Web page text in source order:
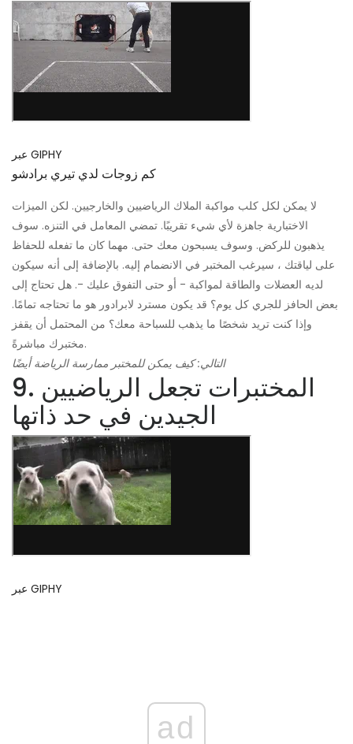
عبر GIPHY
كم زوجات لدي تيري برادشو
لا يمكن لكل كلب مواكبة الملاك الرياضيين والخارجيين. لكن الميزات
الاختبارية جاهزة لأي شيء تقريبًا. تمضي المعامل في التنزه. سوف
يذهبون للركض. وسوف يسبحون معك حتى. مهما كان ما تفعله للحفاظ
على لياقتك ، سيرغب المختبر في الانضمام إليه. بالإضافة إلى أنه سيكون
لديه العضلات والطاقة لمواكبة - أو حتى التفوق عليك -. هل تحتاج إلى
بعض الحافز للجري كل يوم؟ قد يكون مسترد لابرادور هو ما تحتاجه تمامًا.
وإذا كنت تريد شخصًا ما يذهب للسباحة معك؟ من المحتمل أن يقفز
مختبرك مباشرةً.
التالي: كيف يمكن للمختبر ممارسة الرياضة أيضًا
9. المختبرات تجعل الرياضيين
الجيدين في حد ذاتها
عبر GIPHY
ad